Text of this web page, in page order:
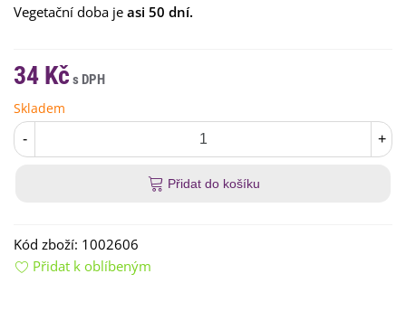
Vegetační doba je asi 50 dní.
34 Kč
Skladem
- +
Přidat do košíku
Kód zboží: 1002606
Přidat k oblíbeným